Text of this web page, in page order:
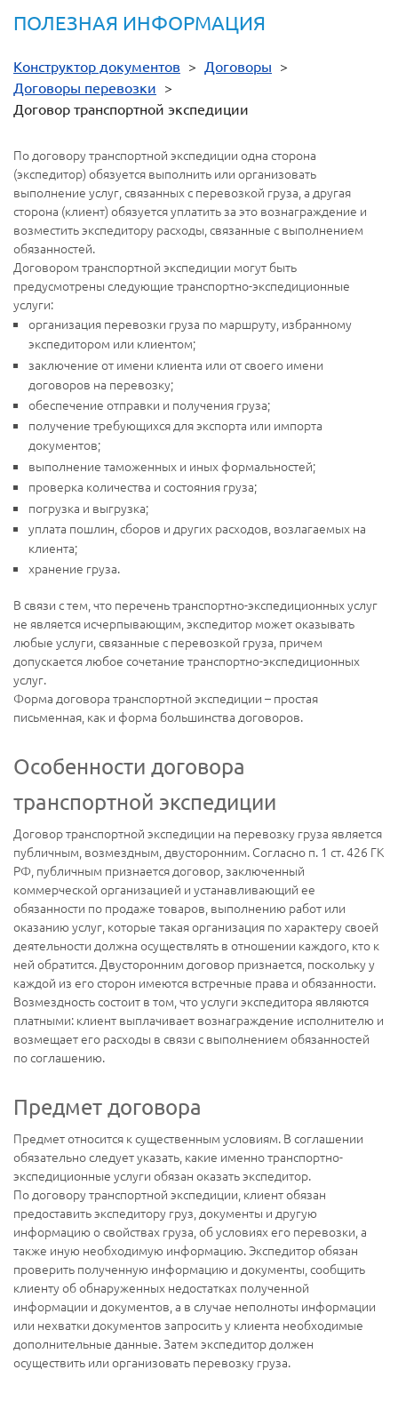
ПОЛЕЗНАЯ ИНФОРМАЦИЯ
Конструктор документов > Договоры >
Договоры перевозки >
Договор транспортной экспедиции
По договору транспортной экспедиции одна сторона
(экспедитор) обязуется выполнить или организовать
выполнение услуг, связанных с перевозкой груза, а другая
сторона (клиент) обязуется уплатить за это вознаграждение и
возместить экспедитору расходы, связанные с выполнением
обязанностей.
Договором транспортной экспедиции могут быть
предусмотрены следующие транспортно-экспедиционные
услуги:
организация перевозки груза по маршруту, избранному
экспедитором или клиентом;
заключение от имени клиента или от своего имени
договоров на перевозку;
обеспечение отправки и получения груза;
получение требующихся для экспорта или импорта
документов;
выполнение таможенных и иных формальностей;
проверка количества и состояния груза;
погрузка и выгрузка;
уплата пошлин, сборов и других расходов, возлагаемых на
клиента;
хранение груза.
В связи с тем, что перечень транспортно-экспедиционных услуг
не является исчерпывающим, экспедитор может оказывать
любые услуги, связанные с перевозкой груза, причем
допускается любое сочетание транспортно-экспедиционных
услуг.
Форма договора транспортной экспедиции – простая
письменная, как и форма большинства договоров.
Особенности договора
транспортной экспедиции
Договор транспортной экспедиции на перевозку груза является
публичным, возмездным, двусторонним. Согласно п. 1 ст. 426 ГК
РФ, публичным признается договор, заключенный
коммерческой организацией и устанавливающий ее
обязанности по продаже товаров, выполнению работ или
оказанию услуг, которые такая организация по характеру своей
деятельности должна осуществлять в отношении каждого, кто к
ней обратится. Двусторонним договор признается, поскольку у
каждой из его сторон имеются встречные права и обязанности.
Возмездность состоит в том, что услуги экспедитора являются
платными: клиент выплачивает вознаграждение исполнителю и
возмещает его расходы в связи с выполнением обязанностей
по соглашению.
Предмет договора
Предмет относится к существенным условиям. В соглашении
обязательно следует указать, какие именно транспортно-
экспедиционные услуги обязан оказать экспедитор.
По договору транспортной экспедиции, клиент обязан
предоставить экспедитору груз, документы и другую
информацию о свойствах груза, об условиях его перевозки, а
также иную необходимую информацию. Экспедитор обязан
проверить полученную информацию и документы, сообщить
клиенту об обнаруженных недостатках полученной
информации и документов, а в случае неполноты информации
или нехватки документов запросить у клиента необходимые
дополнительные данные. Затем экспедитор должен
осуществить или организовать перевозку груза.